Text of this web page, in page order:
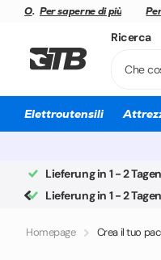
Officina di assistenza MAKITA Per saperne di più
Officina di assistenza MAKITA
Ricerca
Elettroutensili
Lieferung in 1 - 2 Tagen
Lieferung in 1 - 2 Tagen
Homepage Crea il tuo